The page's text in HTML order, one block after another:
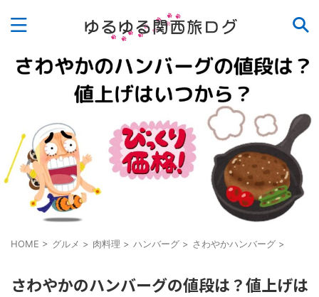
HOME > グルメ > 肉料理 > ハンバーグ > さわやかハンバーグ >
さわやかのハンバーグの値段は？値上げは